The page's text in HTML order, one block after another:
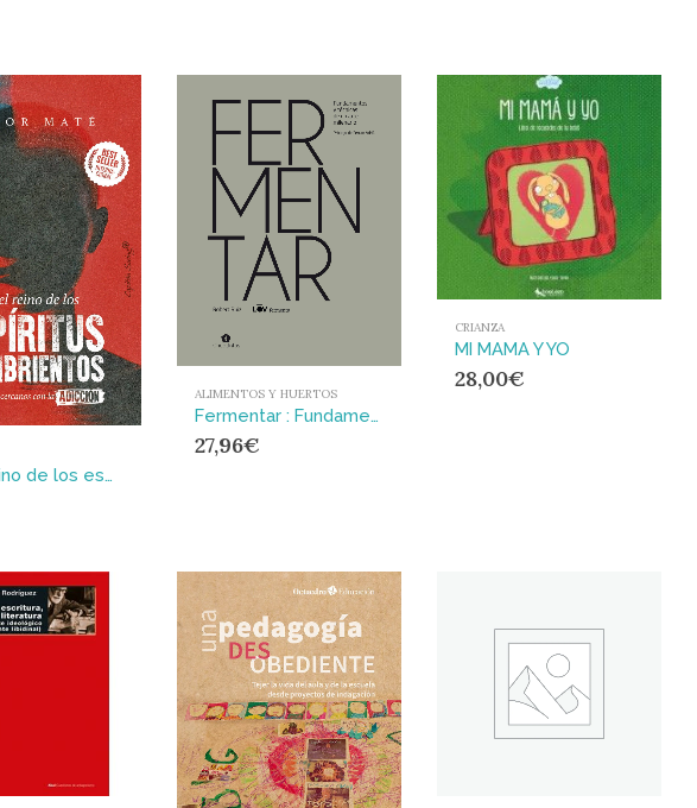
En el reino de los espíritus hambrientos : Encuentros cercanos con la adicción
ALIMENTOS Y HUERTOS
Fermentar : Fundamentos y técnicas de un arte milenario
27,96€
CRIANZA
MI MAMA Y YO
28,00€